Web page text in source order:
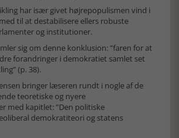
har især givet højrepopulismen vind i
til at destabilisere ellers robuste
og institutioner.
sig om denne konklusion: ”faren for at
forandringer i demokratiet samlet set
(p. 38).
bringer læseren rundt i nogle af de
teoretiske og nyere
med kapitlet: ”Den politiske
demokratiteori og statens